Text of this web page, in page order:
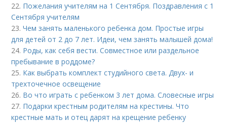
22. Пожелания учителям на 1 Сентября. Поздравления с 1
Сентября учителям
23.Чем занять маленького ребенка дом. Простые игры
для детей от 2 до 7 лет. Идеи, чем занять малышей дома!
24. Роды, как себя вести. Совместное или раздельное
пребывание в роддоме?
25. Как выбрать комплект студийного света. Двух- и
трехточечное освещение
26. Во что играть с ребенком 3 лет дома. Словесные игры
27. Подарки крестным родителям на крестины. Что
крестные мать и отец дарят на крещение ребенку